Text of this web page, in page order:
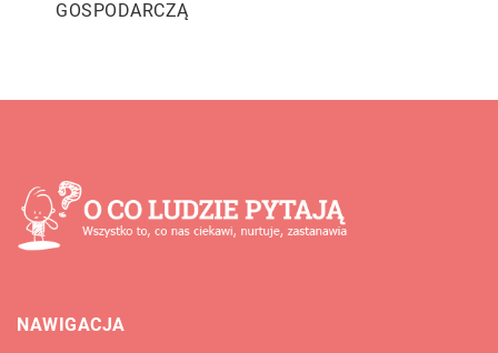
GOSPODARCZĄ
NAWIGACJA